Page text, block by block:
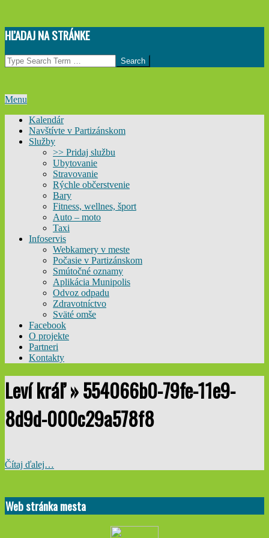
Skip
to
content
HĽADAJ NA STRÁNKE
Search
Primary
Menu
Menu
Kalendár
Navštívte v Partizánskom
Služby
>> Pridaj službu
Ubytovanie
Stravovanie
Rýchle občerstvenie
Bary
Fitness, wellnes, šport
Auto – moto
Taxi
Infoservis
Webkamery v meste
Počasie v Partizánskom
Smútočné oznamy
Aplikácia Munipolis
Odvoz odpadu
Zdravotníctvo
Sväté omše
Facebook
O projekte
Partneri
Kontakty
Leví kráľ »554066b0-79fe-11e9-
8d9d-000c29a578f8
Čítaj ďalej…
05-
19
Web stránka mesta